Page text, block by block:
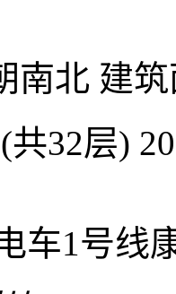
丰新城
南北 建筑
32层)